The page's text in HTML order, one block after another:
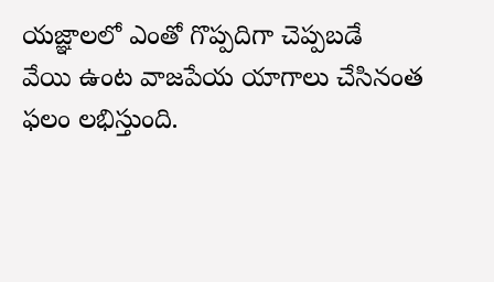
యజ్ఞాలలో ఎంతో గొప్పదిగా చెప్పబడే
వేయి ఉంట వాజపేయ యాగాలు చేసినంత
ఫలం లభిస్తుంది.